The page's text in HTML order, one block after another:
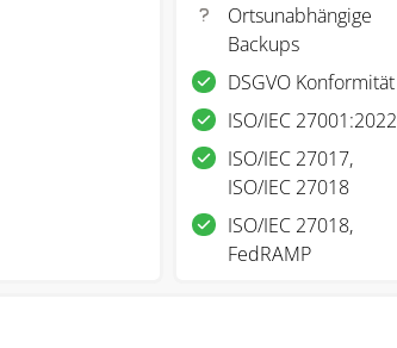
Ortsunabhängige
Backups
DSGVO Konformität
ISO/IEC 27001:2022
ISO/IEC 27017,
ISO/IEC 27018
ISO/IEC 27018,
FedRAMP